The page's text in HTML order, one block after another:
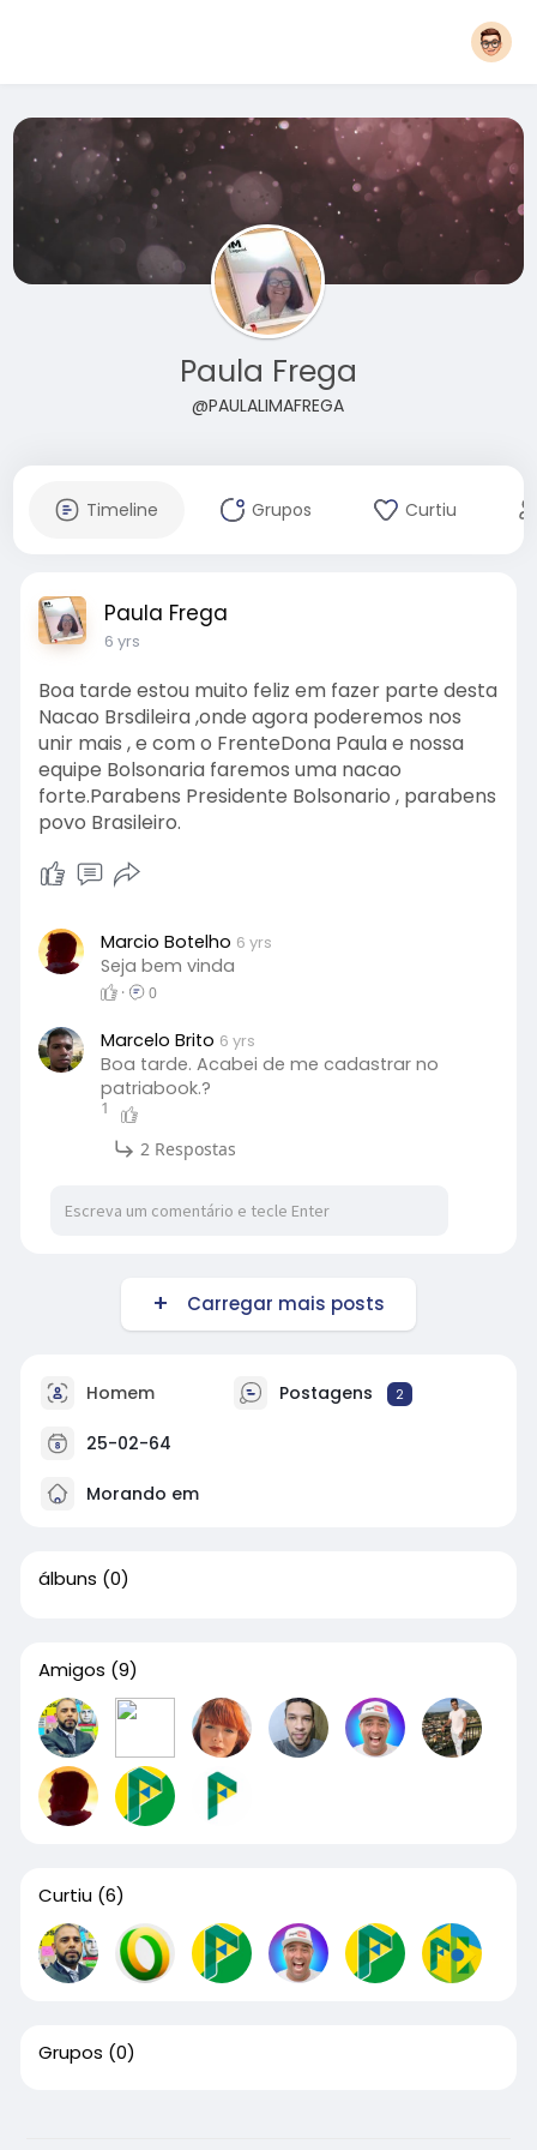
Paula Frega
@PAULALIMAFREGA
Timeline Grupos Curtiu
Paula Frega
6 yrs
Boa tarde estou muito feliz em fazer parte desta
Nacao Brsdileira ,onde agora poderemos nos
unir mais , e com o FrenteDona Paula e nossa
equipe Bolsonaria faremos uma nacao
forte.Parabens Presidente Bolsonario , parabens
povo Brasileiro.
Marcio Botelho 6 yrs
Seja bem vinda
· 0
Marcelo Brito 6 yrs
Boa tarde. Acabei de me cadastrar no
patriabook.?
1
2 Respostas
Carregar mais posts
Homem Postagens 2
25-02-64
Morando em
álbuns (0)
Amigos (9)
Curtiu (6)
Grupos (0)